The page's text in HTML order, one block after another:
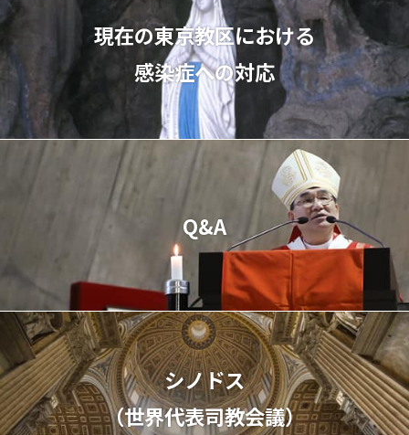
現在の東京教区における
感染症への対応
Q&A
シノドス
（世界代表司教会議）